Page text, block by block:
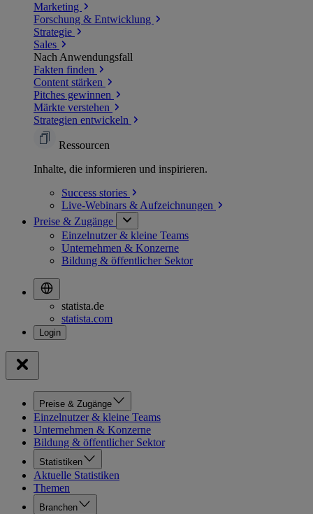
Marketing
Forschung & Entwicklung
Strategie
Sales
Nach Anwendungsfall
Fakten finden
Content stärken
Pitches gewinnen
Märkte verstehen
Strategien entwickeln
Ressourcen
Inhalte, die informieren und inspirieren.
Success stories
Live-Webinars & Aufzeichnungen
Preise & Zugänge
Einzelnutzer & kleine Teams
Unternehmen & Konzerne
Bildung & öffentlicher Sektor
statista.de
statista.com
Preise & Zugänge
Einzelnutzer & kleine Teams
Unternehmen & Konzerne
Bildung & öffentlicher Sektor
Statistiken
Aktuelle Statistiken
Themen
Branchen